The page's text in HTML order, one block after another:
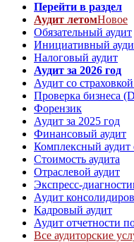
Перейти в раздел
Аудит летомНовое
Обязательный аудит
Инициативный
Налоговый аудит
Аудит за 2026 год
Аудит со
Проверка бизнеса
Форензик
Аудит за 2025 год
Финансовый аудит
Комплексный аудит
Стоимость аудита
Отраслевой аудит
Экспресс-
Аудит
Кадровый аудит
Аудит отчетности
Все аудиторские